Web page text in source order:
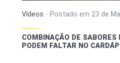
Vídeos - Postado em 23 de
COMBINAÇÃO DE SABORES
PODEM FALTAR NO